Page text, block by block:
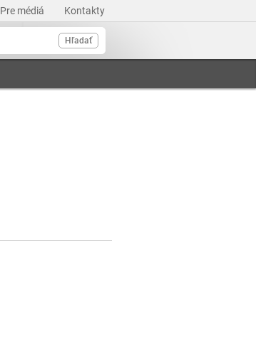
Pre médiá Kontakty
Hľadať